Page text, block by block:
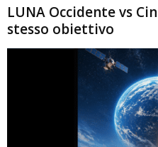
LUNA Occidente vs
stesso obiettivo